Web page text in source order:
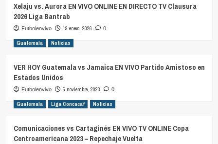
Xelaju vs. Aurora EN VIVO ONLINE EN DIRECTO TV Clausura
2026 Liga Bantrab
Futbolenvivo 19 enero, 2026 0
Guatemala Noticias
VER HOY Guatemala vs Jamaica EN VIVO Partido Amistoso en
Estados Unidos
Futbolenvivo 5 noviembre, 2023 0
Guatemala Liga Concacaf Noticias
Comunicaciones vs Cartaginés EN VIVO TV ONLINE Copa
Centroamericana 2023 – Repechaje Vuelta